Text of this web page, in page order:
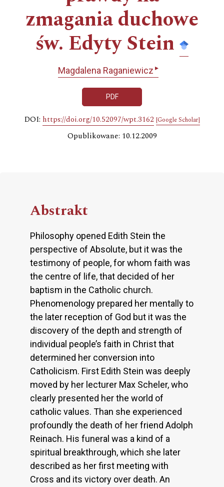
zmagania duchowe
św. Edyty Stein
Magdalena Raganiewicz ▸
PDF
DOI: https://doi.org/10.52097/wpt.3162 [Google Scholar]
Opublikowane: 10.12.2009
Abstrakt
Philosophy opened Edith Stein the
perspective of Absolute, but it was the
testimony of people, for whom faith was
the centre of life, that decided of her
baptism in the Catholic church.
Phenomenology prepared her mentally to
the later reception of God but it was the
discovery of the depth and strength of
individual people’s faith in Christ that
determined her conversion into
Catholicism. First Edith Stein was deeply
moved by her lecturer Max Scheler, who
clearly presented her the world of
catholic values. Than she experienced
profoundly the death of her friend Adolph
Reinach. His funeral was a kind of a
spiritual breakthrough, which she later
described as her first meeting with
Cross and its victory over death. An